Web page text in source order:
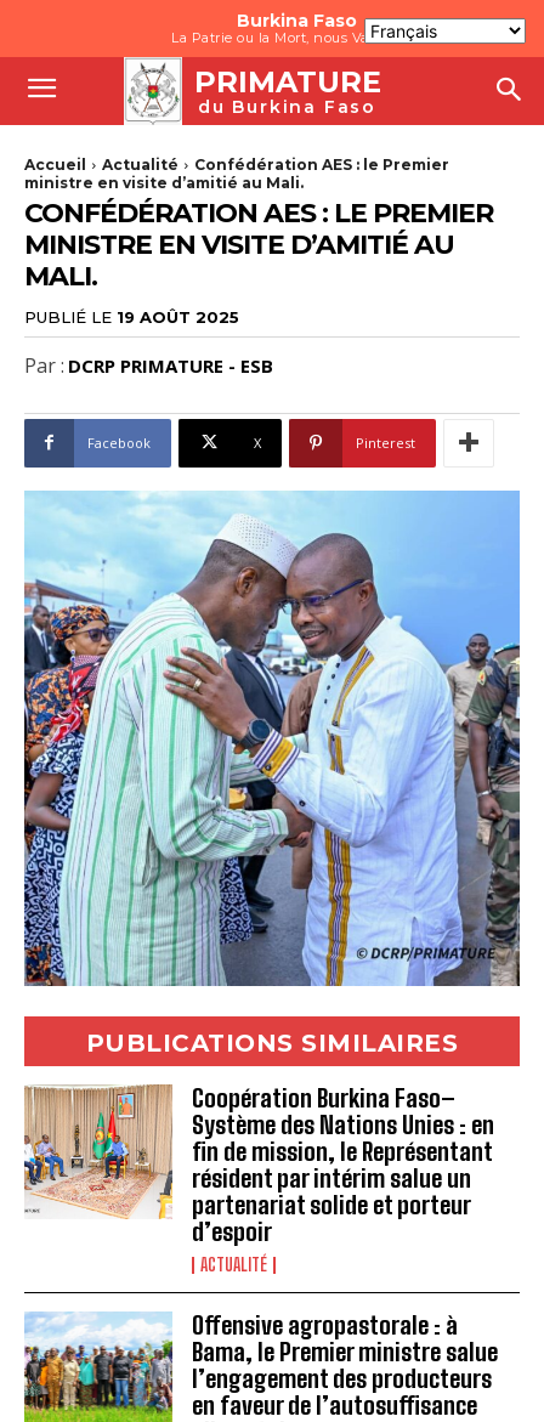
Burkina Faso
La Patrie ou la Mort, nous Vaincrons
PRIMATURE
du Burkina Faso
Accueil Actualité
Confédération AES : le Premier
ministre en visite d’amitié au Mali.
CONFÉDÉRATION AES : LE PREMIER
MINISTRE EN VISITE D’AMITIÉ AU
MALI.
PUBLIÉ LE 19 AOÛT 2025
Par : DCRP PRIMATURE - ESB
Facebook X Pinterest
PUBLICATIONS SIMILAIRES
Coopération Burkina Faso–
Système des Nations Unies : en
fin de mission, le Représentant
résident par intérim salue un
partenariat solide et porteur
d’espoir
ACTUALITÉ
Offensive agropastorale : à
Bama, le Premier ministre salue
l’engagement des producteurs
en faveur de l’autosuffisance